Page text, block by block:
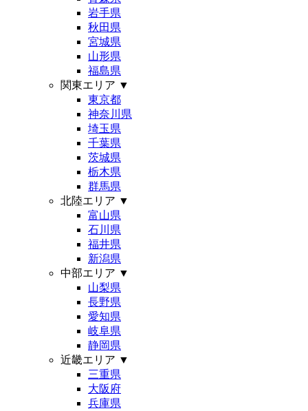
岩手県
秋田県
宮城県
山形県
福島県
関東エリア ▼
東京都
神奈川県
埼玉県
千葉県
茨城県
栃木県
群馬県
北陸エリア ▼
富山県
石川県
福井県
新潟県
中部エリア ▼
山梨県
長野県
愛知県
岐阜県
静岡県
近畿エリア ▼
三重県
大阪府
兵庫県